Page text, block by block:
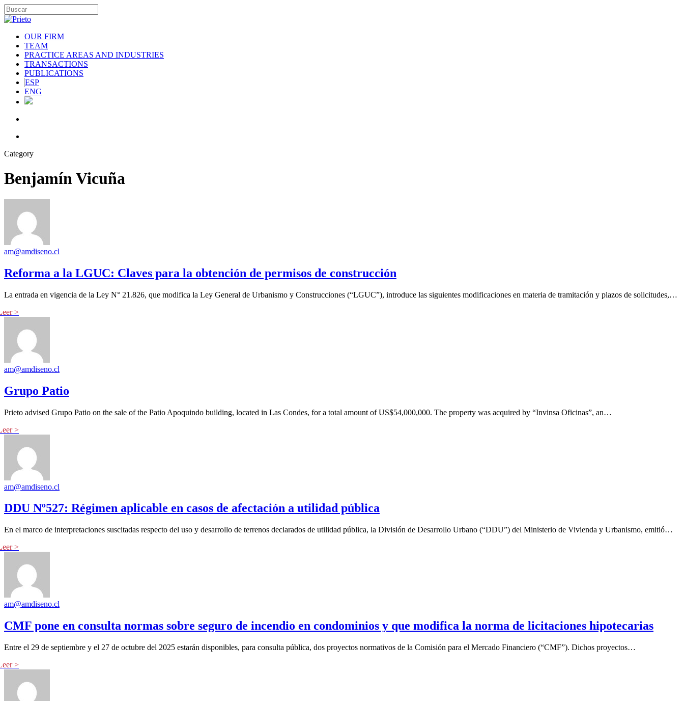
OUR FIRM
TEAM
PRACTICE AREAS AND INDUSTRIES
TRANSACTIONS
PUBLICATIONS
ESP
ENG
Category
Benjamín Vicuña
am@amdiseno.cl
Reforma a la LGUC: Claves para la obtención de permisos de construcción
La entrada en vigencia de la Ley N° 21.826, que modifica la Ley General de Urbanismo y Construcciones (“LGUC”), introduce las siguientes modificaciones en materia de tramitación y plazos de solicitudes,…
am@amdiseno.cl
Grupo Patio
Prieto advised Grupo Patio on the sale of the Patio Apoquindo building, located in Las Condes, for a total amount of US$54,000,000. The property was acquired by “Invinsa Oficinas”, an…
am@amdiseno.cl
DDU Nº527: Régimen aplicable en casos de afectación a utilidad pública
En el marco de interpretaciones suscitadas respecto del uso y desarrollo de terrenos declarados de utilidad pública, la División de Desarrollo Urbano (“DDU”) del Ministerio de Vivienda y Urbanismo, emitió…
am@amdiseno.cl
CMF pone en consulta normas sobre seguro de incendio en condominios y que modifica la norma de licitaciones hipotecarias
Entre el 29 de septiembre y el 27 de octubre del 2025 estarán disponibles, para consulta pública, dos proyectos normativos de la Comisión para el Mercado Financiero (“CMF”). Dichos proyectos…